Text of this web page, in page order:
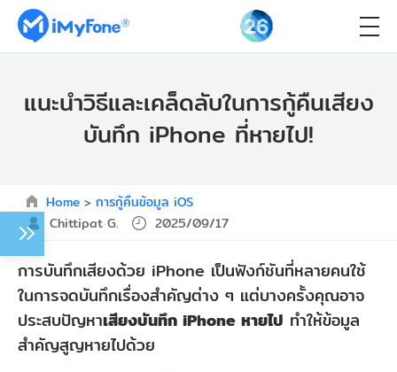
แนะนำวิธีและเคล็ดลับในการกู้คืนเสียง
บันทึก iPhone ที่หายไป!
Home > การกู้คืนข้อมูล iOS
Chittipat G.
2025/09/17
การบันทึกเสียงด้วย iPhone เป็นฟังก์ชันที่หลายคนใช้
ในการจดบันทึกเรื่องสำคัญต่าง ๆ แต่บางครั้งคุณอาจ
ประสบปัญหาเสียงบันทึก iPhone หายไป ทำให้ข้อมูล
สำคัญสูญหายไปด้วย